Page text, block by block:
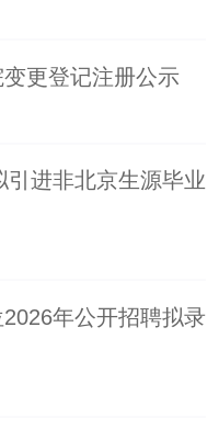
更登记注册公示
进非北京生源毕业
年公开招聘拟录